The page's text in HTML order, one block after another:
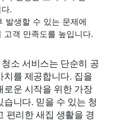
.
발생할 수 있는 문제에
객 만족도를 높입니다.
소 서비스는 단순히 공
를 제공합니다. 집을
운 시작을 위한 가장
니다. 믿을 수 있는 청
편리한 새집 생활을 경